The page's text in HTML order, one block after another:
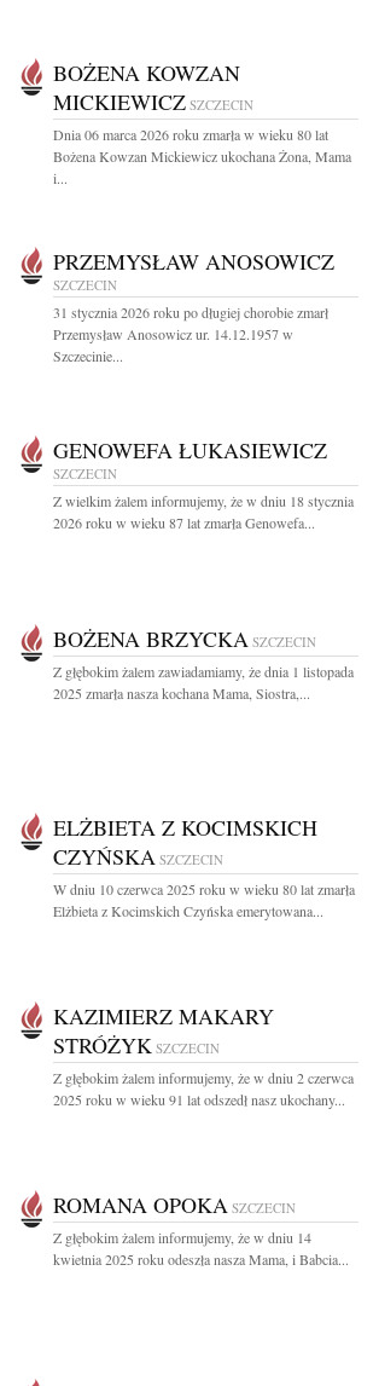
BOŻENA KOWZAN
MICKIEWICZ SZCZECIN
Dnia 06 marca 2026 roku zmarła w wieku 80 lat
Bożena Kowzan Mickiewicz ukochana Żona, Mama
i...
PRZEMYSŁAW ANOSOWICZ
SZCZECIN
31 stycznia 2026 roku po długiej chorobie zmarł
Przemysław Anosowicz ur. 14.12.1957 w
Szczecinie...
GENOWEFA ŁUKASIEWICZ
SZCZECIN
Z wielkim żalem informujemy, że w dniu 18 stycznia
2026 roku w wieku 87 lat zmarła Genowefa...
BOŻENA BRZYCKA SZCZECIN
Z głębokim żalem zawiadamiamy, że dnia 1 listopada
2025 zmarła nasza kochana Mama, Siostra,...
ELŻBIETA Z KOCIMSKICH
CZYŃSKA SZCZECIN
W dniu 10 czerwca 2025 roku w wieku 80 lat zmarła
Elżbieta z Kocimskich Czyńska emerytowana...
KAZIMIERZ MAKARY
STRÓŻYK SZCZECIN
Z głębokim żalem informujemy, że w dniu 2 czerwca
2025 roku w wieku 91 lat odszedł nasz ukochany...
ROMANA OPOKA SZCZECIN
Z głębokim żalem informujemy, że w dniu 14
kwietnia 2025 roku odeszła nasza Mama, i Babcia...